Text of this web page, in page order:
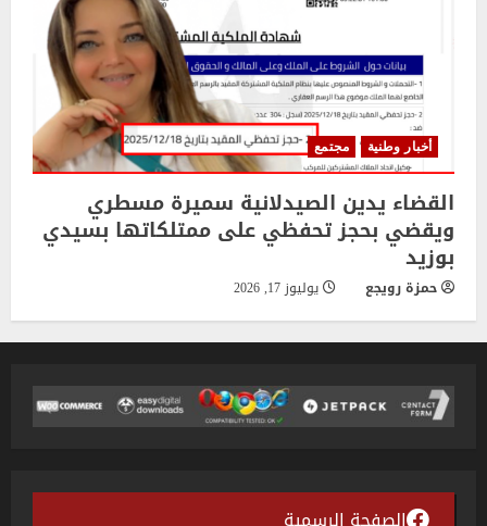
أخبار وطنية مجتمع
القضاء يدين الصيدلانية سميرة مسطري
ويقضي بحجز تحفظي على ممتلكاتها بسيدي
بوزيد
حمزة رويجع يوليوز 17, 2026